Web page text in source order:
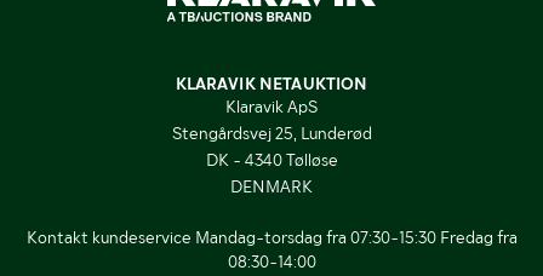
KLARAVIK NETAUKTION
Klaravik ApS
Stengårdsvej 25, Lunderød
DK - 4340 Tølløse
DENMARK
Kontakt kundeservice Mandag-torsdag fra 07:30-15:30 Fredag fra
08:30-14:00